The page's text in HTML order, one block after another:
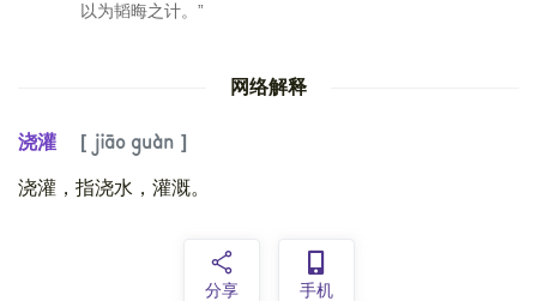
以为韬晦之计。”
网络解释
浇灌 jiāo guàn
浇灌，指浇水，灌溉。
分享 手机